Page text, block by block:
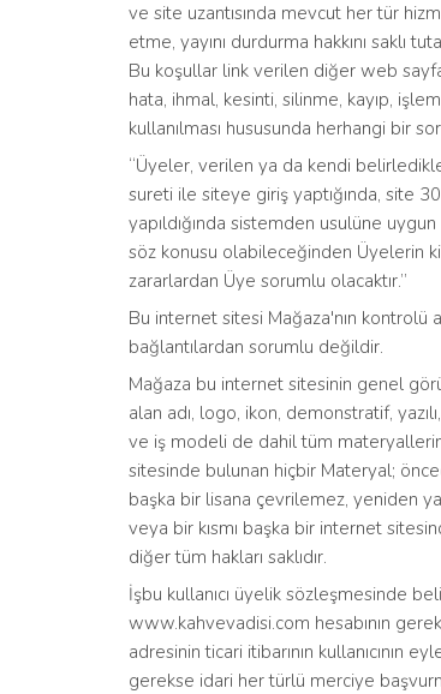
ve site uzantısında mevcut her tür
etme, yayını durdurma hakkını saklı
Bu koşullar link verilen diğer web
hata, ihmal, kesinti, silinme, kayıp,
kullanılması hususunda herhangi bir
“Üyeler, verilen ya da kendi
sureti ile siteye giriş yaptığında, site
yapıldığında sistemden usulüne
söz konusu olabileceğinden Üyelerin
zararlardan Üye sorumlu olacaktır.”
Bu internet sitesi Mağaza'nın
bağlantılardan sorumlu değildir.
Mağaza bu internet sitesinin genel
alan adı, logo, ikon, demonstratif,
ve iş modeli de dahil tüm materyallerin
sitesinde bulunan hiçbir Materyal;
başka bir lisana çevrilemez, yeniden
veya bir kısmı başka bir internet
diğer tüm hakları saklıdır.
İşbu kullanıcı üyelik sözleşmesinde
www.kahvevadisi.com hesabının
adresinin ticari itibarının kullanıcının
gerekse idari her türlü merciye